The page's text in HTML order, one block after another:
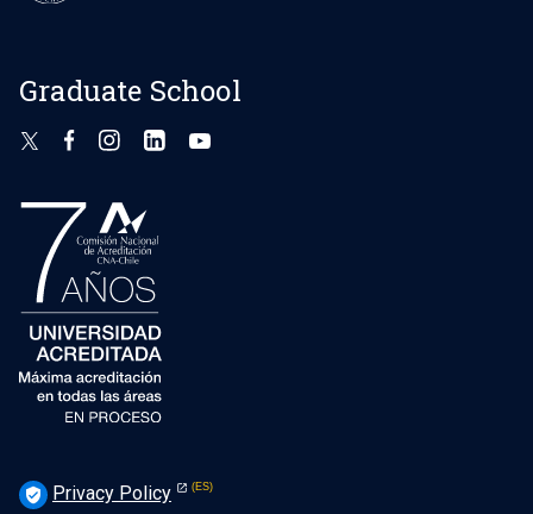
Graduate School
verified_user Privacy Policy